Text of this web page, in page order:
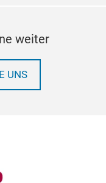
weiter
UNS